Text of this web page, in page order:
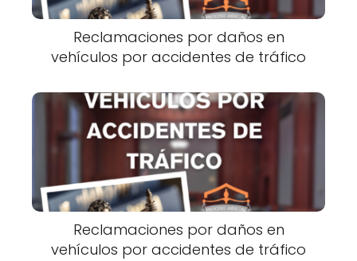
Reclamaciones por daños en
vehículos por accidentes de tráfico
Reclamaciones por daños en
vehículos por accidentes de tráfico